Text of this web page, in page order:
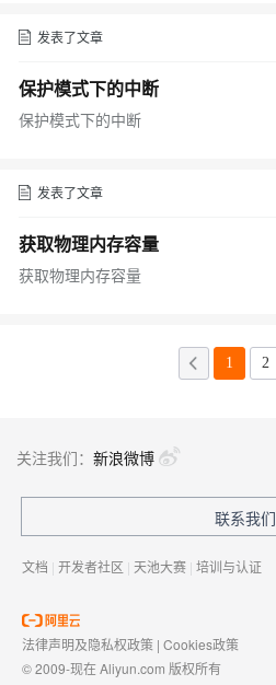
发表了文章
保护模式下的中断
保护模式下的中断
发表了文章
获取物理内存容量
获取物理内存容量
1 2
关注我们： 新浪微博
联系我们
文档 | 开发者社区 | 天池大赛 | 培训与认证
法律声明及隐私权政策 | Cookies政策
© 2009-现在 Aliyun.com 版权所有